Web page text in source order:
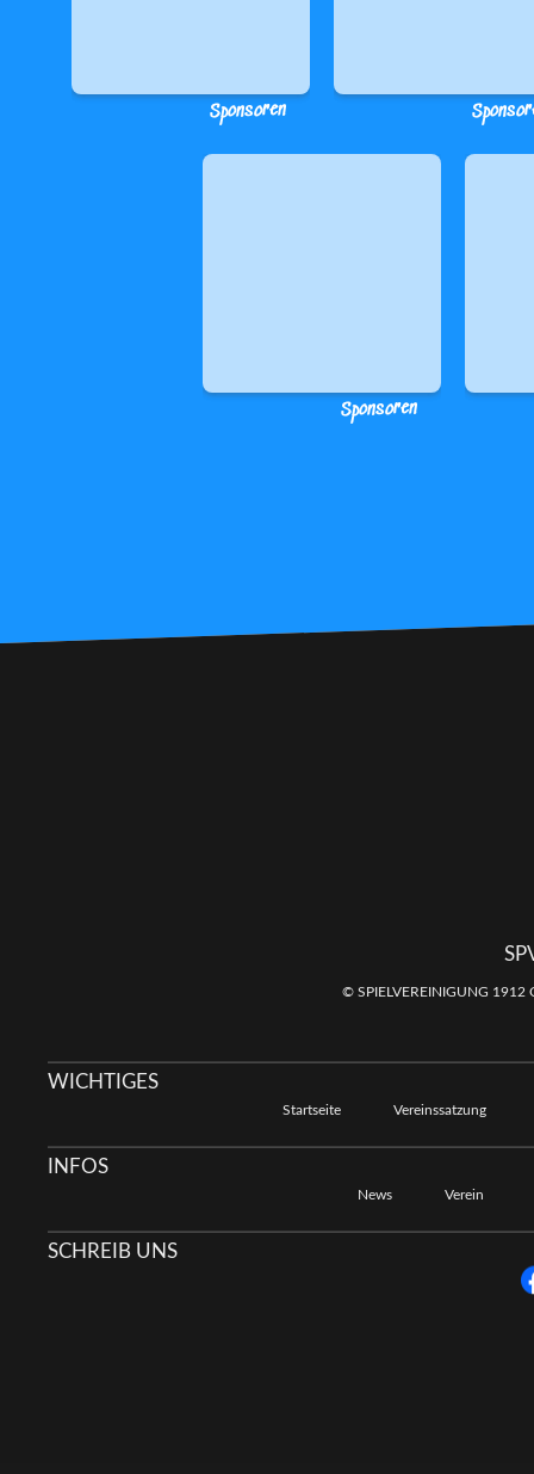
Sponsoren
Sponsoren
© SPIELVEREINIGUNG 1912
WICHTIGES
Startseite Vereinssatzung
INFOS
News Verein
SCHREIB UNS